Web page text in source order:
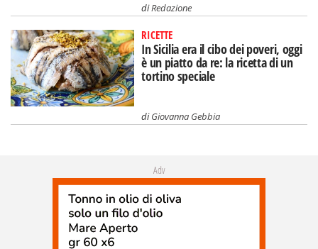
diRedazione
RICETTE
In Sicilia era il cibo dei poveri, oggi
è un piatto da re: la ricetta di un
tortino speciale
diGiovanna Gebbia
Adv